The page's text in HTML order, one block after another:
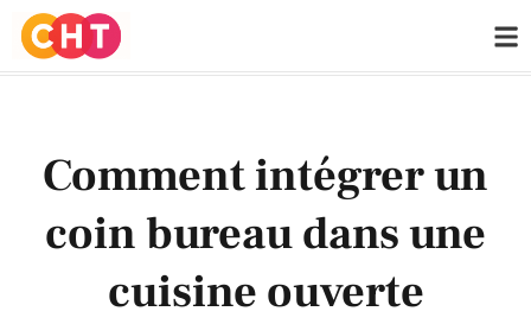
Comment intégrer un
coin bureau dans une
cuisine ouverte